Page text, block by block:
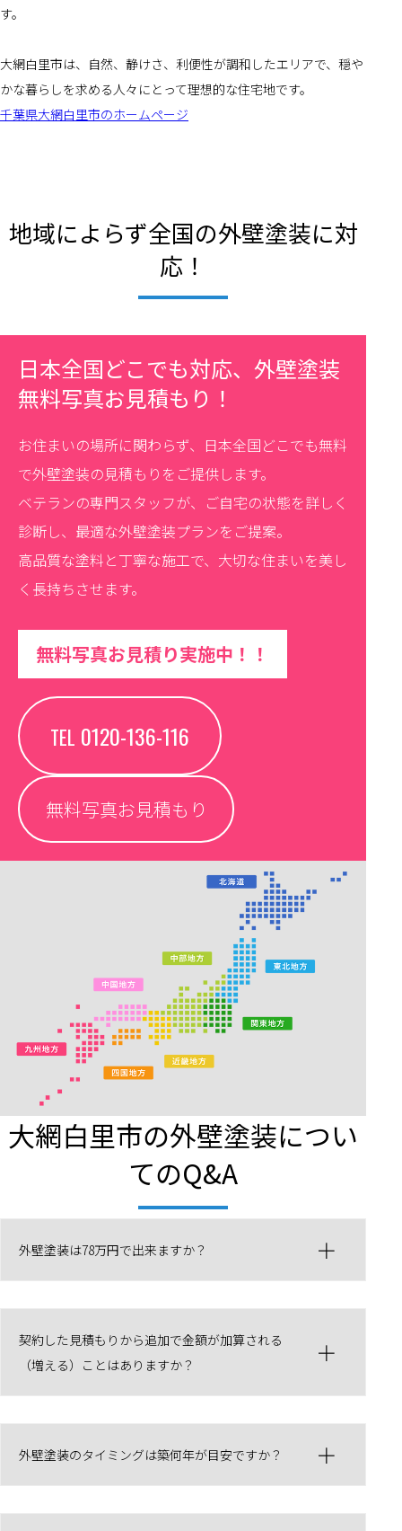
す。
大網白里市は、自然、静けさ、利便性が調和したエリアで、穏や
かな暮らしを求める人々にとって理想的な住宅地です。
千葉県大網白里市のホームページ
地域によらず全国の外壁塗装に対
応！
日本全国どこでも対応、外壁塗装
無料写真お見積もり！
お住まいの場所に関わらず、日本全国どこでも無料
で外壁塗装の見積もりをご提供します。
ベテランの専門スタッフが、ご自宅の状態を詳しく
診断し、最適な外壁塗装プランをご提案。
高品質な塗料と丁寧な施工で、大切な住まいを美し
く長持ちさせます。
無料写真お見積り実施中！！
TEL 0120-136-116
無料写真お見積もり
大網白里市の外壁塗装につい
てのQ&A
外壁塗装は78万円で出来ますか？
契約した見積もりから追加で金額が加算される
（増える）ことはありますか？
外壁塗装のタイミングは築何年が目安ですか？